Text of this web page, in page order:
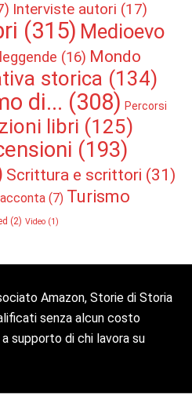
Interviste autori (17)
(315) Medioevo
(16) Mondo
storica (134)
di... (308) Percorsi
libri (125)
(193)
Scrittura e scrittori (31)
(7) Turismo
(2) Video (1)
Amazon, Storie di Storia
senza alcun costo
supporto di chi lavora su